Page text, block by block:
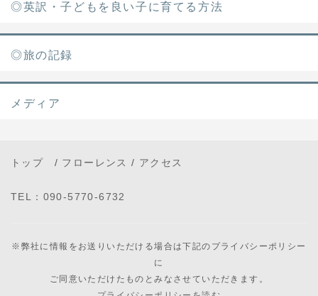
◎英訳・子どもを良い子に育てる方法
◎旅の記録
メディア
トップ / フローレンス / アクセス
TEL：090-5770-6732
※弊社に情報をお送りいただける場合は下記のプライバシーポリシー
に
ご同意いただけたものとみなさせていただきます。